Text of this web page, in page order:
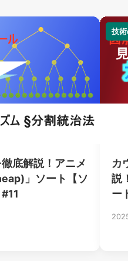
底解説！アニメ
」ソート【ソ
技
技
カ
説
ー